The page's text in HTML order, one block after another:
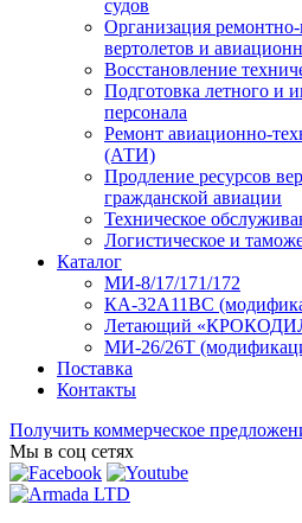
судов
Организация
вертолетов и
Восстановление
Подготовка летного и
персонала
Ремонт авиационно-
(АТИ)
Продление ресурсов
гражданской авиации
Техническое
Логистическое и
Каталог
МИ-8/17/171/172
КА-32А11ВС
Летающий
МИ-26/26Т
Поставка
Контакты
Получить коммерческое
Мы в соц сетях